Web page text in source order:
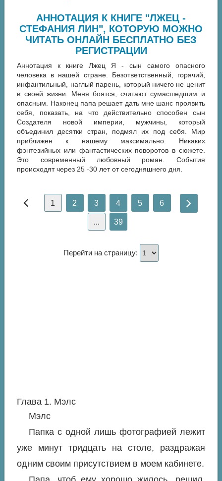
АННОТАЦИЯ К КНИГЕ "ЛЖЕЦ -
СТЕФАНИЯ ЛИН", КОТОРУЮ МОЖНО
ЧИТАТЬ ОНЛАЙН БЕСПЛАТНО БЕЗ
РЕГИСТРАЦИИ
Аннотация к книге Лжец Я - сын самого опасного
человека в нашей стране. Безответственный, горячий,
инфантильный, наглый парень, который ничего не ценит
в своей жизни. Меня боятся, считают сумасшедшим и
опасным. Наконец папа решает дать мне шанс проявить
себя, показать, на что действительно способен сын
Создателя новой империи, мужчины, который
объединил десятки стран, подмял их под себя. Мир
приближен к нашему максимально. Никаких
фэнтезийных или фантастических поворотов в сюжете.
Это современный любовный роман. События
происходят через 25 -30 лет от сегодняшнего дня.
1 2 3 4 5 6
... 39
Перейти на страницу:
Глава 1. Мэлс
Мэлс
Папка с одной лишь фотографией лежит
уже минут тридцать на столе, раздражая
одним своим присутствием в моем кабинете.